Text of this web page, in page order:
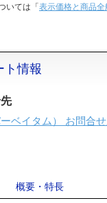
いては「 表示価格と商品全
ト情報
ベイタム） お問合
概要・特長